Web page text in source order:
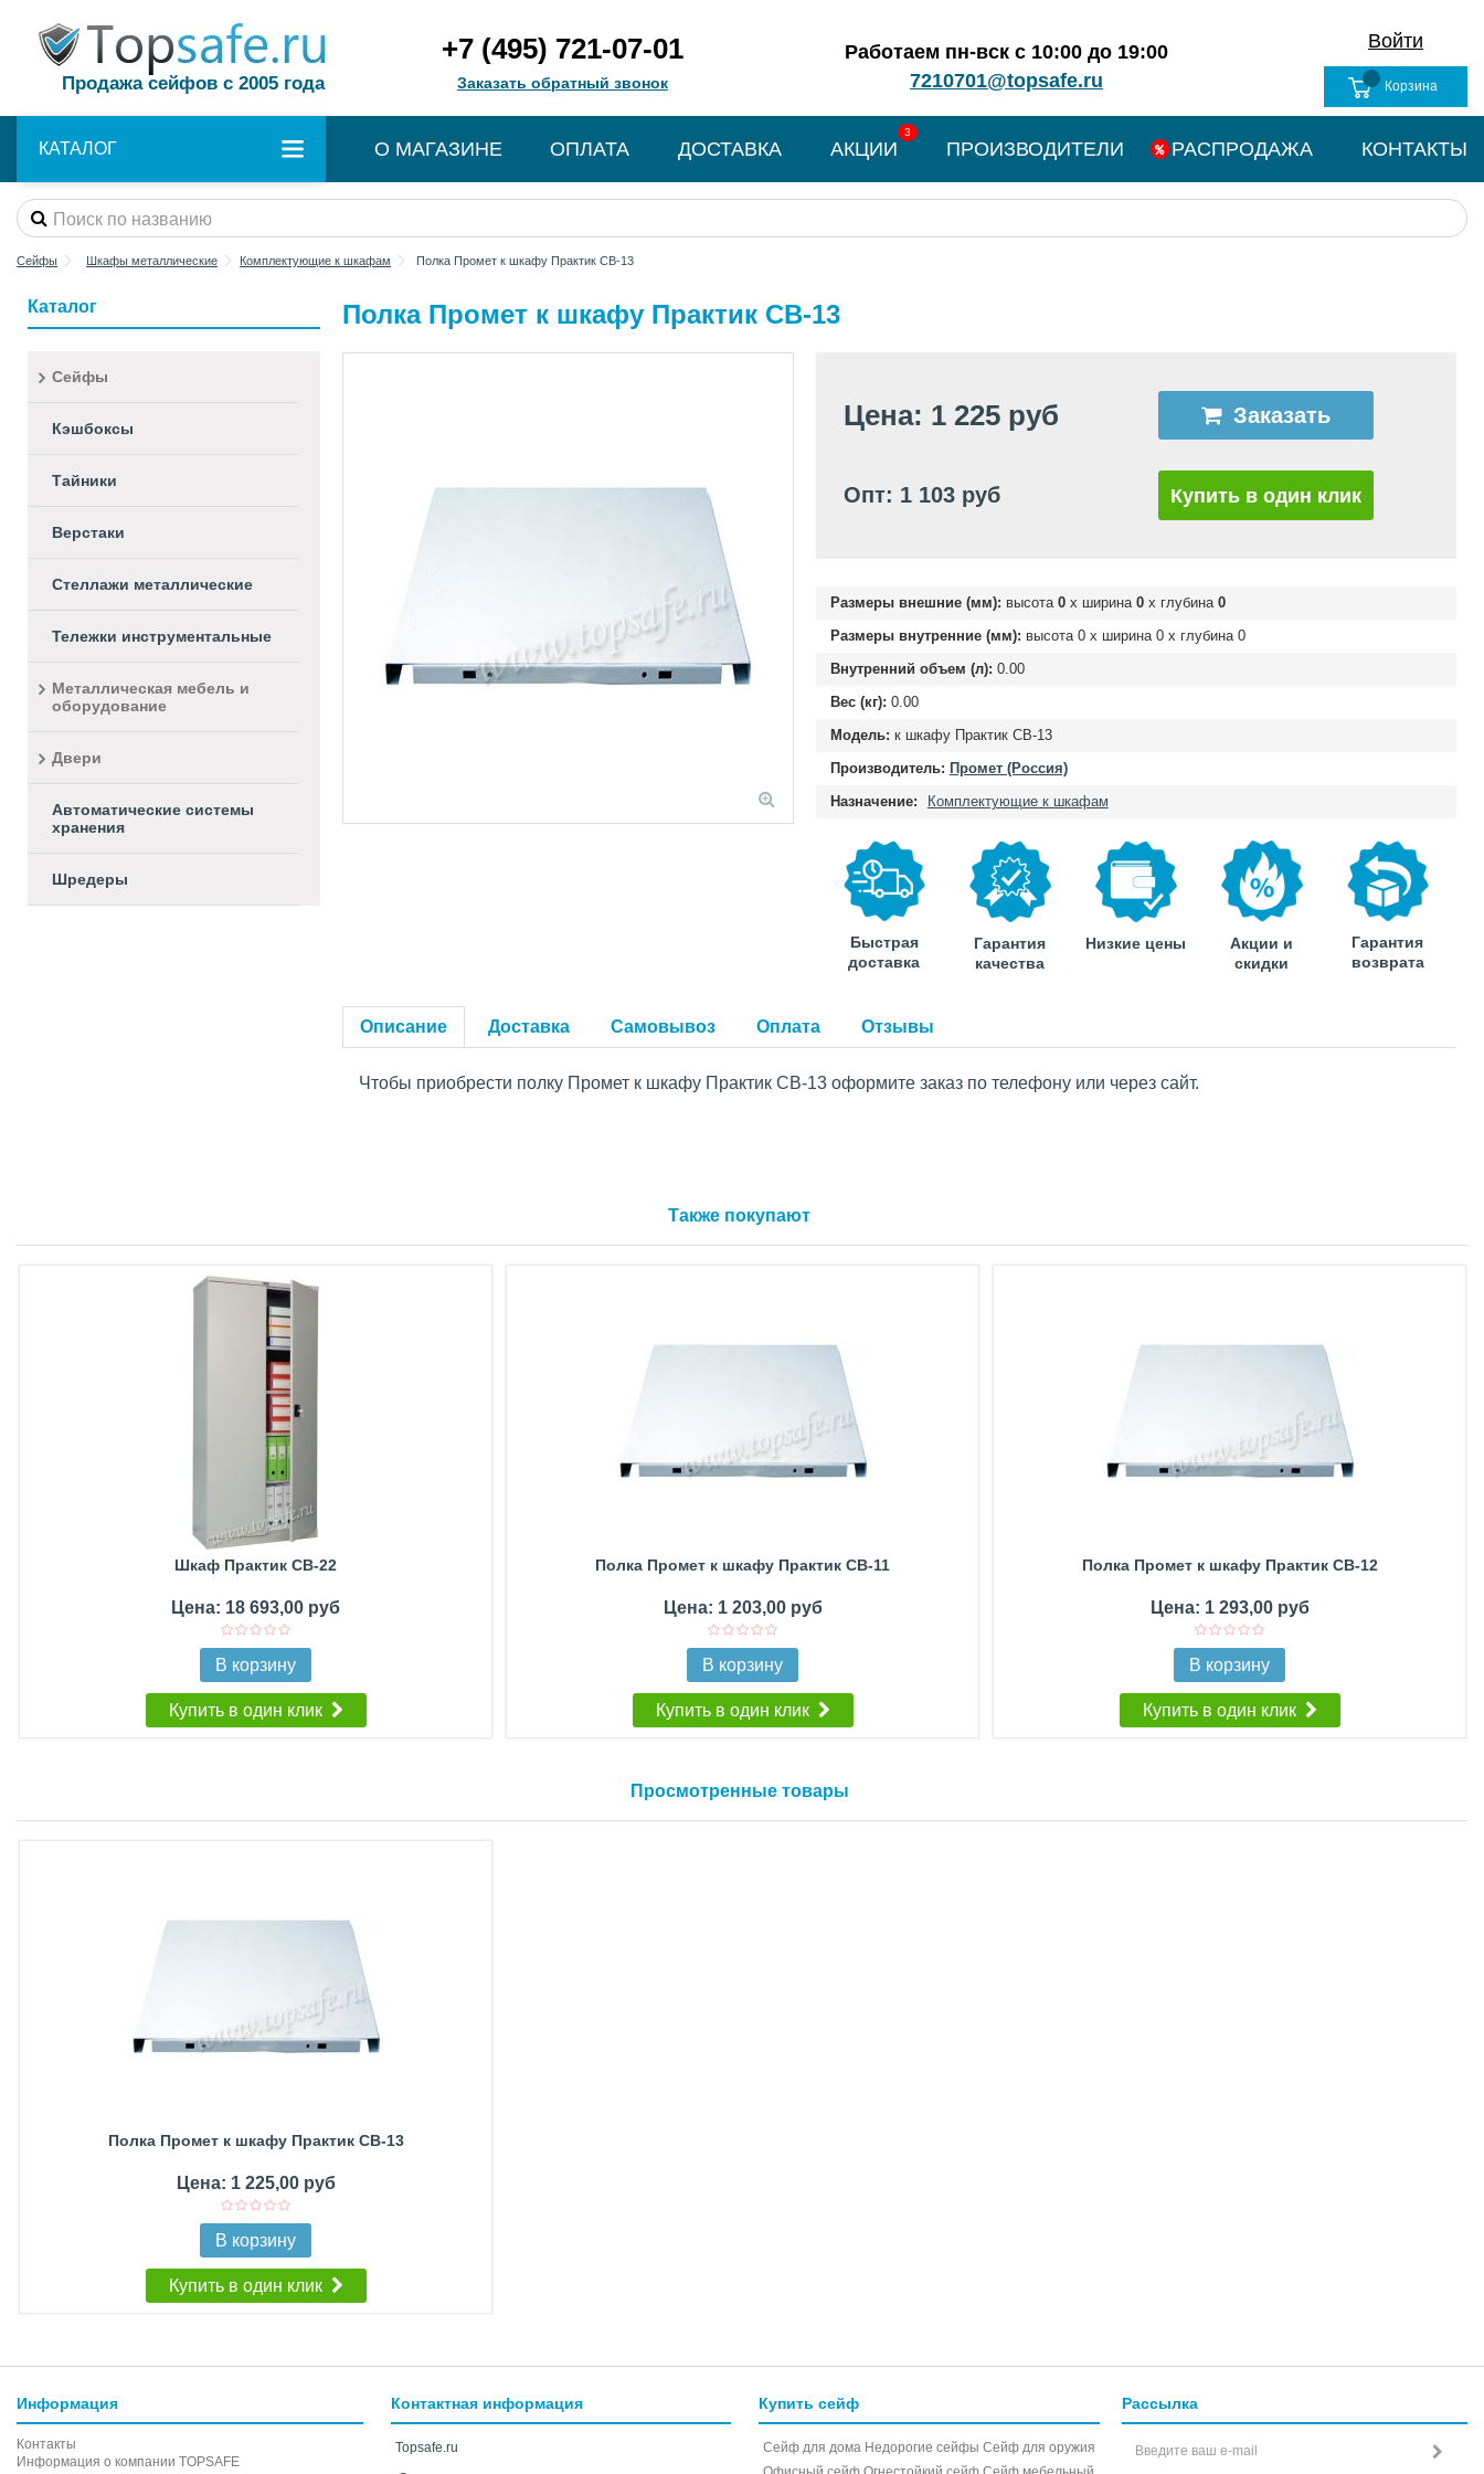
Продажа сейфов с 2005 года
Войти
Корзина
Работаем пн-вск с 10:00 до 19:00
7210701@topsafe.ru
+7 (495) 721-07-01
Заказать обратный звонок
КАТАЛОГ О МАГАЗИНЕ ОПЛАТА ДОСТАВКА
3
АКЦИИ ПРОИЗВОДИТЕЛИ РАСПРОДАЖА КОНТАКТЫ
Сейфы Шкафы металлические Комплектующие к шкафам Полка Промет к шкафу Практик CB-13
Каталог
Сейфы
Кэшбоксы
Тайники
Верстаки
Стеллажи металлические
Тележки инструментальные
Металлическая мебель и
оборудование
Двери
Автоматические системы
хранения
Шредеры
Полка Промет к шкафу Практик CB-13
Цена: 1 225 руб
Опт: 1 103 руб
Заказать
Купить в один клик
Размеры внешние (мм): высота 0х ширина 0х глубина 0
Размеры внутренние (мм): высота 0х ширина 0х глубина 0
Внутренний объем (л): 0.00
Вес (кг): 0.00
Модель: к шкафу Практик CB-13
Производитель: Промет (Россия)
Назначение:
Комплектующие к шкафам
Быстрая
доставка
Гарантия
качества
Низкие цены
Акции и
скидки
Гарантия
возврата
Описание Доставка Самовывоз Оплата Отзывы
Чтобы приобрести полку Промет к шкафу Практик CB-13 оформите заказ по телефону или через сайт.
Также покупают
Шкаф Практик CB-22
Цена: 18 693,00 руб
В корзину
Купить в один клик
Полка Промет к шкафу Практик CB-11
Цена: 1 203,00 руб
В корзину
Купить в один клик
Полка Промет к шкафу Практик CB-12
Цена: 1 293,00 руб
В корзину
Купить в один клик
Просмотренные товары
Полка Промет к шкафу Практик CB-13
Цена: 1 225,00 руб
В корзину
Купить в один клик
Информация
Контакты
Информация о компании TOPSAFE
Контактная информация
Topsafe.ru
Купить сейф
Сейф для дома Недорогие сейфы Сейф для оружия
Рассылка